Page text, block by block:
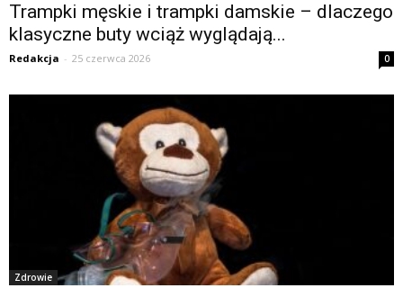
Trampki męskie i trampki damskie – dlaczego
klasyczne buty wciąż wyglądają...
Redakcja - 25 czerwca 2026 0
Zdrowie